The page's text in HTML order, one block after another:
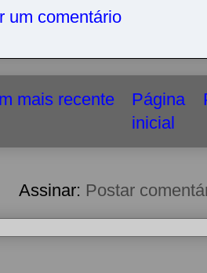
um comentário
mais recente
Página
inicial
Assinar: Postar